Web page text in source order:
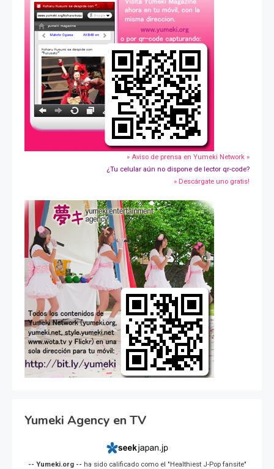
» Aviso de prensa en Yumeki Network »
¿Tu celular aún no dispone de lector qr-code?
» Descárgate uno gratis!
Yumeki Agency en TV
-- Yumeki.org -- ha sido calificado como el "Healthiest J-Pop fansite"